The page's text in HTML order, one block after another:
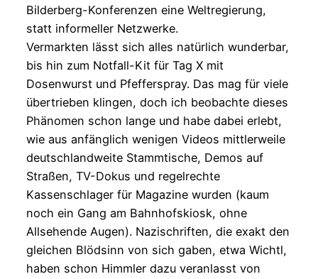
Bilderberg-Konferenzen eine Weltregierung,
statt informeller Netzwerke.
Vermarkten lässt sich alles natürlich wunderbar,
bis hin zum Notfall-Kit für Tag X mit
Dosenwurst und Pfefferspray. Das mag für viele
übertrieben klingen, doch ich beobachte dieses
Phänomen schon lange und habe dabei erlebt,
wie aus anfänglich wenigen Videos mittlerweile
deutschlandweite Stammtische, Demos auf
Straßen, TV-Dokus und regelrechte
Kassenschlager für Magazine wurden (kaum
noch ein Gang am Bahnhofskiosk, ohne
Allsehende Augen). Nazischriften, die exakt den
gleichen Blödsinn von sich gaben, etwa Wichtl,
haben schon Himmler dazu veranlasst von